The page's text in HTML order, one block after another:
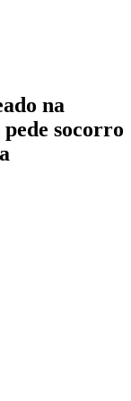
na
socorro